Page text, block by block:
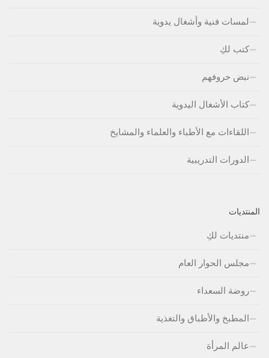
لمسات فنية وأشغال يدوية
كتب لكِ
نبض حروفهم
كتاب الأشغال اليدوية
اللقاءات مع الأطباء والعلماء والمشايخ
الدورات التدريبية
المنتديات
منتديات لكِ
مجلس الحوار العام
روضة السعداء
المطبخ والأطباق والتغذية
عالم المرأة